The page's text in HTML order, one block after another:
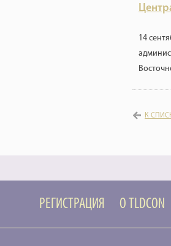
14
К
РЕГИСТРАЦИЯ О TLDCON